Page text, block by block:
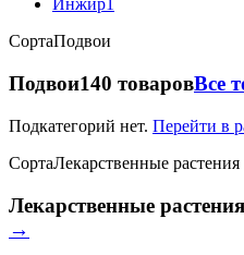
Инжир1
СортаПодвои
Подвои140 товаровВсе
Подкатегорий нет. Перейти в
СортаЛекарственные растения
Лекарственные растения
→